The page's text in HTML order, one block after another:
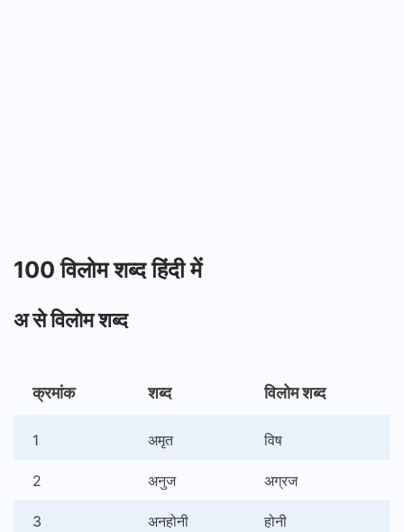
100 विलोम शब्द हिंदी में
अ से विलोम शब्द
क्रमांक शब्द विलोम शब्द
1 अमृत विष
2 अनुज अग्रज
3 अनहोनी होनी